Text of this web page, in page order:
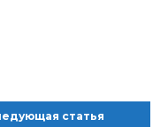
статья